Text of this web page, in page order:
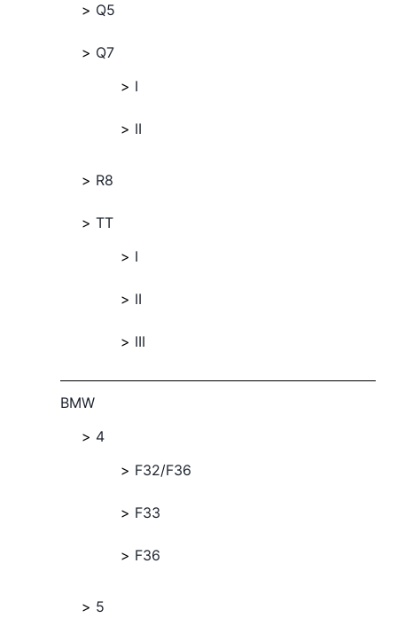
Q5
Q7
I
II
R8
TT
I
II
III
BMW
4
F32/F36
F33
F36
5